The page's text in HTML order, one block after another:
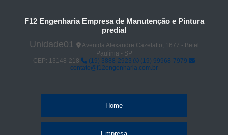
F12 Engenharia Empresa de Manutenção e Pintura
predial
Unidade01
Avenida Alexandre Cazelatto, 1677 - Betel
Paulínia - SP
CEP: 13148-218
(19) 3888-2923
(19) 99968-7979
contato@f12engenharia.com.br
Home
Empresa